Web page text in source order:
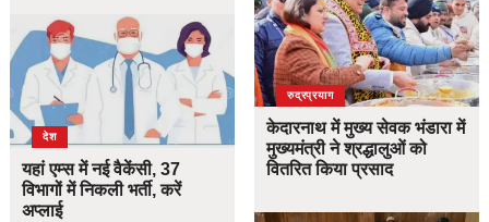
देश
यहां एम्स में नई वैकेंसी, 37
विभागों में निकली भर्ती, करें
अप्लाई
उत्तराखंड
देश
रुद्रप्रयाग
केदारनाथ में मुख्य सेवक भंडारा में
मुख्यमंत्री ने श्रद्धालुओं को
वितरित किया प्रसाद